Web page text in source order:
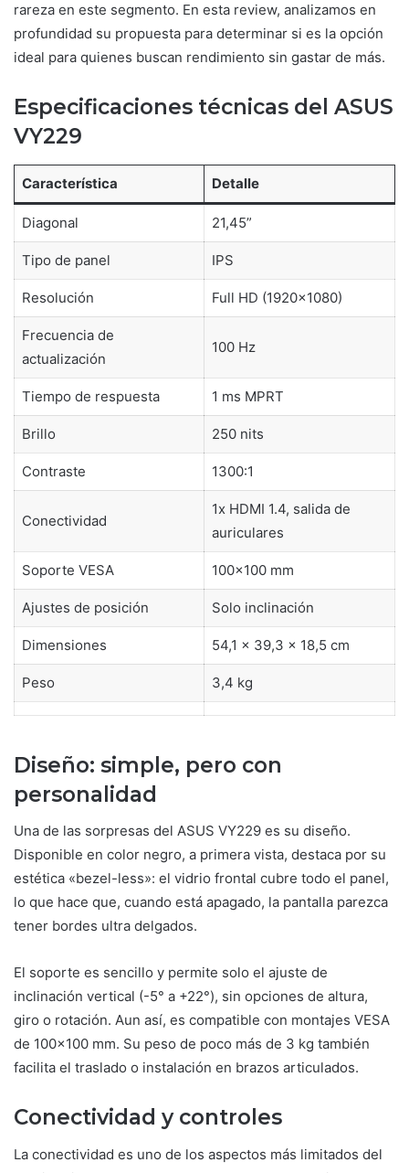
rareza en este segmento. En esta review, analizamos en
profundidad su propuesta para determinar si es la opción
ideal para quienes buscan rendimiento sin gastar de más.
Especificaciones técnicas del ASUS
VY229
Característica Detalle
Diagonal 21,45”
Tipo de panel IPS
Resolución Full HD (1920×1080)
Frecuencia de
actualización
100 Hz
Tiempo de respuesta 1 ms MPRT
Brillo 250 nits
Contraste 1300:1
Conectividad
1x HDMI 1.4, salida de
auriculares
Soporte VESA 100×100 mm
Ajustes de posición Solo inclinación
Dimensiones 54,1 x 39,3 x 18,5 cm
Peso 3,4 kg
Diseño: simple, pero con
personalidad
Una de las sorpresas del ASUS VY229 es su diseño.
Disponible en color negro, a primera vista, destaca por su
estética «bezel-less»: el vidrio frontal cubre todo el panel,
lo que hace que, cuando está apagado, la pantalla parezca
tener bordes ultra delgados.
El soporte es sencillo y permite solo el ajuste de
inclinación vertical (-5° a +22°), sin opciones de altura,
giro o rotación. Aun así, es compatible con montajes VESA
de 100×100 mm. Su peso de poco más de 3 kg también
facilita el traslado o instalación en brazos articulados.
Conectividad y controles
La conectividad es uno de los aspectos más limitados del